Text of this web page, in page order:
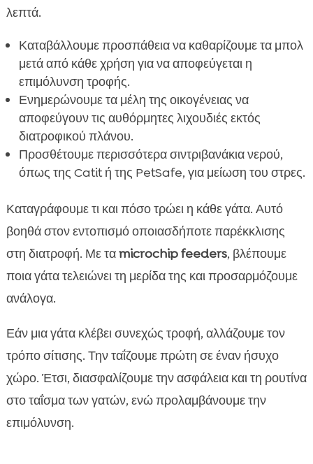
λεπτά.
Καταβάλλουμε προσπάθεια να καθαρίζουμε τα μπολ
μετά από κάθε χρήση για να αποφεύγεται η
επιμόλυνση τροφής.
Ενημερώνουμε τα μέλη της οικογένειας να
αποφεύγουν τις αυθόρμητες λιχουδιές εκτός
διατροφικού πλάνου.
Προσθέτουμε περισσότερα σιντριβανάκια νερού,
όπως της Catit ή της PetSafe, για μείωση του στρες.
Καταγράφουμε τι και πόσο τρώει η κάθε γάτα. Αυτό
βοηθά στον εντοπισμό οποιασδήποτε παρέκκλισης
στη διατροφή. Με ταmicrochip feeders, βλέπουμε
ποια γάτα τελειώνει τη μερίδα της και προσαρμόζουμε
ανάλογα.
Εάν μια γάτα κλέβει συνεχώς τροφή, αλλάζουμε τον
τρόπο σίτισης. Την ταΐζουμε πρώτη σε έναν ήσυχο
χώρο. Έτσι, διασφαλίζουμε την ασφάλεια και τη ρουτίνα
στο ταΐσμα των γατών, ενώ προλαμβάνουμε την
επιμόλυνση.